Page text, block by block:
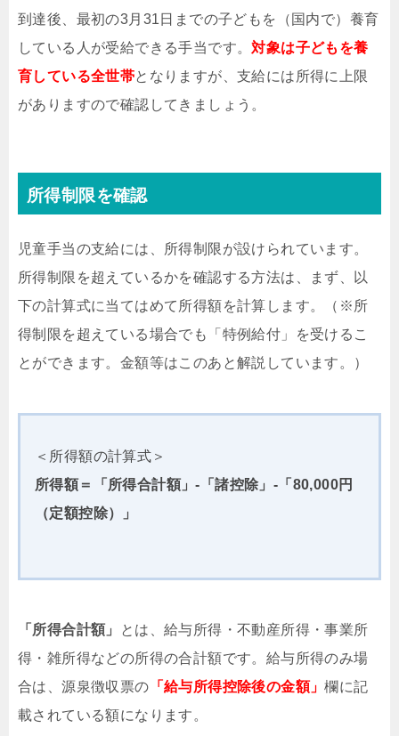
到達後、最初の3月31日までの子どもを（国内で）養育
している人が受給できる手当です。対象は子どもを養
育している全世帯となりますが、支給には所得に上限
がありますので確認してきましょう。
所得制限を確認
児童手当の支給には、所得制限が設けられています。
所得制限を超えているかを確認する方法は、まず、以
下の計算式に当てはめて所得額を計算します。（※所
得制限を超えている場合でも「特例給付」を受けるこ
とができます。金額等はこのあと解説しています。）
＜所得額の計算式＞
所得額＝「所得合計額」-「諸控除」-「80,000円
（定額控除）」
「所得合計額」
とは、給与所得・不動産所得・事業所
得・雑所得などの所得の合計額です。給与所得のみ場
合は、源泉徴収票の 「給与所得控除後の金額」欄に記
載されている額になります。